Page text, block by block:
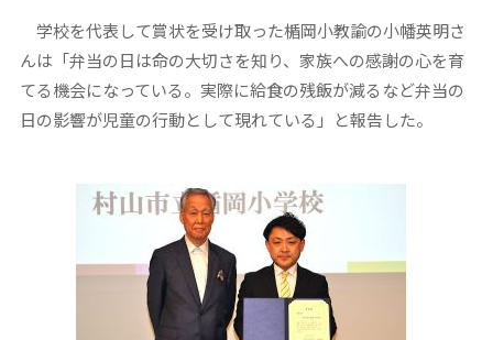
学校を代表して賞状を受け取った楯岡小教諭の小幡英明さ
んは「弁当の日は命の大切さを知り、家族への感謝の心を育
てる機会になっている。実際に給食の残飯が減るなど弁当の
日の影響が児童の行動として現れている」と報告した。